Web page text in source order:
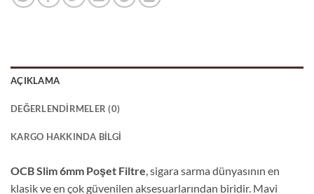
AÇIKLAMA
DEĞERLENDIRMELER (0)
KARGO HAKKINDA BILGI
OCB Slim 6mm Poşet Filtre , sigara sarma dünyasının en
klasik ve en çok güvenilen aksesuarlarından biridir. Mavi